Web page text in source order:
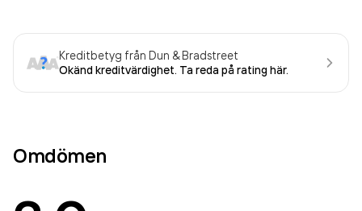
Kreditbetyg från Dun & Bradstreet
Okänd kreditvärdighet. Ta reda på rating här.
Omdömen